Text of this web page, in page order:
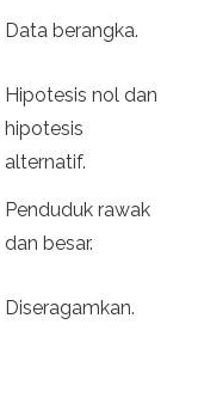
Data berangka.
Hipotesis nol dan
hipotesis
alternatif.
Penduduk rawak
dan besar.
Diseragamkan.